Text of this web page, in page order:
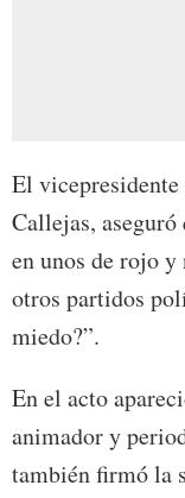
El
Callejas,
en unos de rojo
otros partidos
miedo?”.
En el acto
animador y
también firmó la